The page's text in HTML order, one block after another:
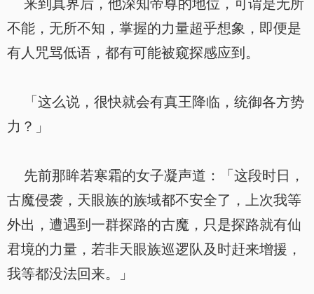
来到真界后，他深知帝尊的地位，可谓是无所
不能，无所不知，掌握的力量超乎想象，即便是
有人咒骂低语，都有可能被窥探感应到。
「这么说，很快就会有真王降临，统御各方势
力？」
先前那眸若寒霜的女子凝声道：「这段时日，
古魔侵袭，天眼族的族域都不安全了，上次我等
外出，遭遇到一群探路的古魔，只是探路就有仙
君境的力量，若非天眼族巡逻队及时赶来增援，
我等都没法回来。」